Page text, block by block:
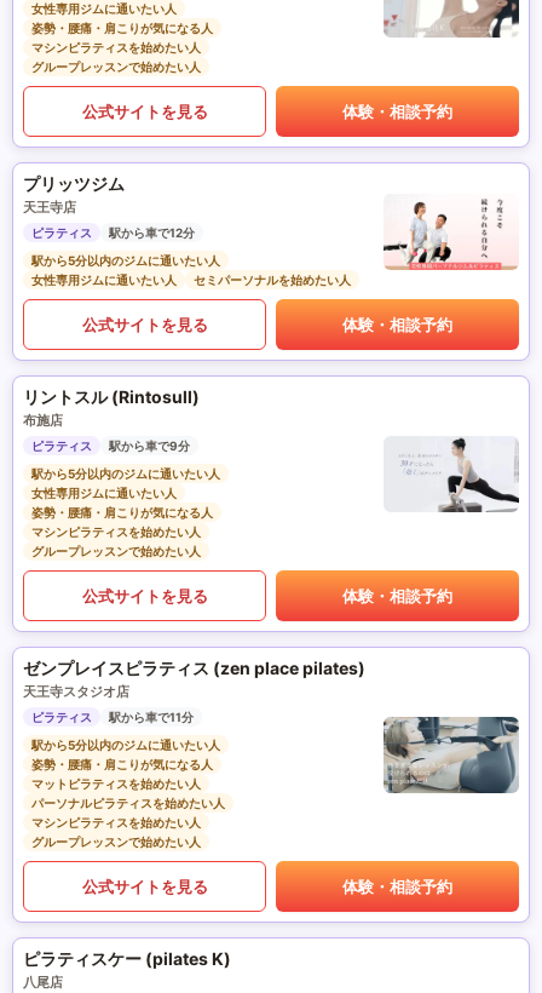
女性専用ジムに通いたい人
姿勢・腰痛・肩こりが気になる人
マシンピラティスを始めたい人
グループレッスンで始めたい人
公式サイトを見る 体験・相談予約
プリッツジム
天王寺店
ピラティス
駅から車で12分
駅から5分以内のジムに通いたい人
女性専用ジムに通いたい人
セミパーソナルを始めたい人
公式サイトを見る 体験・相談予約
リントスル (Rintosull)
布施店
ピラティス
駅から車で9分
駅から5分以内のジムに通いたい人
女性専用ジムに通いたい人
姿勢・腰痛・肩こりが気になる人
マシンピラティスを始めたい人
グループレッスンで始めたい人
公式サイトを見る 体験・相談予約
ゼンプレイスピラティス (zen place pilates)
天王寺スタジオ店
ピラティス
駅から車で11分
駅から5分以内のジムに通いたい人
姿勢・腰痛・肩こりが気になる人
マットピラティスを始めたい人
パーソナルピラティスを始めたい人
マシンピラティスを始めたい人
グループレッスンで始めたい人
公式サイトを見る 体験・相談予約
ピラティスケー (pilates K)
八尾店